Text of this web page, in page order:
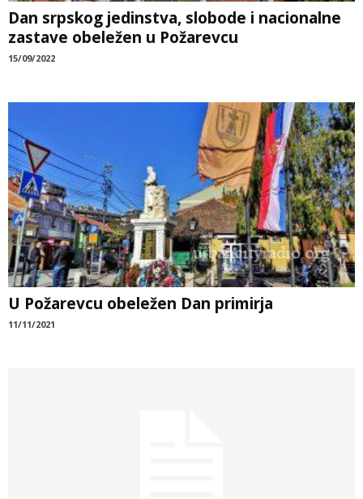
Dan srpskog jedinstva, slobode i nacionalne
zastave obeležen u Požarevcu
15/09/2022
U Požarevcu obeležen Dan primirja
11/11/2021